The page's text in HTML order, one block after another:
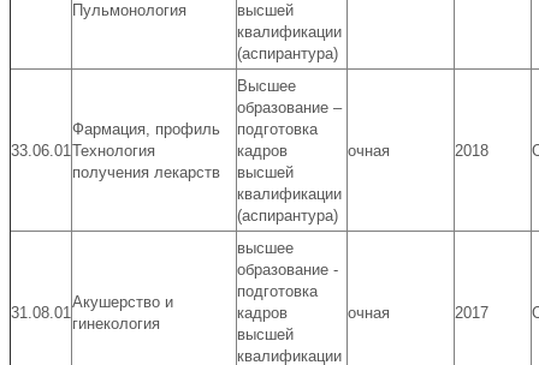
Пульмонология
высшей
квалификации
(аспирантура)
33.06.01
Фармация, профиль
Технология
получения лекарств
Высшее
образование –
подготовка
кадров
высшей
квалификации
(аспирантура)
очная 2018
31.08.01
Акушерство и
гинекология
высшее
образование -
подготовка
кадров
высшей
квалификации
очная 2017